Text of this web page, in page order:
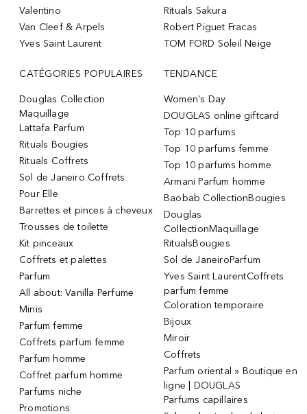
Valentino
Van Cleef & Arpels
Yves Saint Laurent
Rituals Sakura
Robert Piguet Fracas
TOM FORD Soleil Neige
CATÉGORIES POPULAIRES
Douglas Collection
Maquillage
Lattafa Parfum
Rituals Bougies
Rituals Coffrets
Sol de Janeiro Coffrets
Pour Elle
Barrettes et pinces à cheveux
Trousses de toilette
Kit pinceaux
Coffrets et palettes
Parfum
All about: Vanilla Perfume
Minis
Parfum femme
Coffrets parfum femme
Parfum homme
Coffret parfum homme
Parfums niche
Promotions
TENDANCE
Women's Day
DOUGLAS online giftcard
Top 10 parfums
Top 10 parfums femme
Top 10 parfums homme
Armani Parfum homme
Baobab CollectionBougies
Douglas
CollectionMaquillage
RitualsBougies
Sol de JaneiroParfum
Yves Saint LaurentCoffrets
parfum femme
Coloration temporaire
Bijoux
Miroir
Coffrets
Parfum oriental » Boutique en
ligne | DOUGLAS
Parfums capillaires